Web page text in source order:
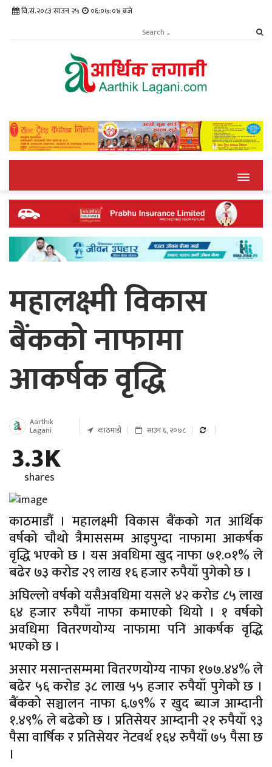
वि.सं.२०८३ साउन २५ ०६:०७:०४ बजे
महालक्ष्मी विकास
बैंकको नाफामा
आकर्षक वृद्धि
Aarthik
Lagani काठमाडौं साउन ६, २०७८
3.3K
shares
काठमाडौं । महालक्ष्मी विकास बैंकको गत आर्थिक
वर्षको चौथो त्रैमाससम्म आइपुग्दा नाफामा आकर्षक
वृद्धि भएको छ । यस अवधिमा खुद नाफा ७१.०१% ले
बढेर ७३ करोड २९ लाख १६ हजार रुपैयाँ पुगेको छ ।
अघिल्लो वर्षको यसैअवधिमा यसले ४२ करोड ८५ लाख
६४ हजार रुपैयाँ नाफा कमाएको थियो । १ वर्षको
अवधिमा वितरणयोग्य नाफामा पनि आकर्षक वृद्धि
भएको छ ।
असार मसान्तसम्ममा वितरणयोग्य नाफा १७७.४४% ले
बढेर ५६ करोड ३८ लाख ५५ हजार रुपैयाँ पुगेको छ ।
बैंकको सञ्चालन नाफा ६.७९% र खुद ब्याज आम्दानी
१.४९% ले बढेको छ । प्रतिसेयर आम्दानी २१ रुपैयाँ ९३
पैसा वार्षिक र प्रतिसेयर नेटवर्थ १६४ रुपैयाँ ७५ पैसा छ
।